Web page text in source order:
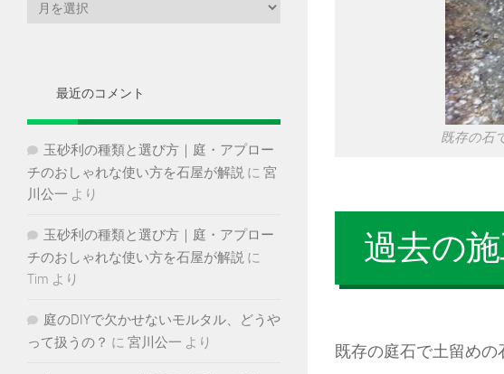
既存
過去の
既存の庭石で土留めの
最近のコメント
玉砂利の種類と選び方｜庭・アプロー
チのおしゃれな使い方を石屋が解説 に 宮
川公一 より
玉砂利の種類と選び方｜庭・アプロー
チのおしゃれな使い方を石屋が解説 に
Tim より
庭のDIYで欠かせないモルタル、どうや
って扱うの？ に 宮川公一 より